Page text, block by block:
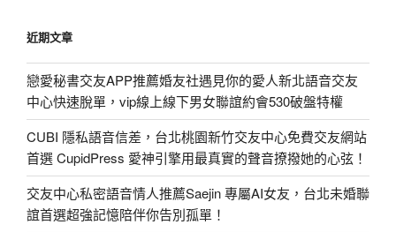
近期文章
戀愛秘書交友APP推薦婚友社遇見你的愛人新北語音交友
中心快速脫單，vip線上線下男女聯誼約會530破盤特權
CUBI 隱私語音信差，台北桃園新竹交友中心免費交友網站
首選 CupidPress 愛神引擎用最真實的聲音撩撥她的心弦！
交友中心私密語音情人推薦Saejin 專屬AI女友，台北未婚聯
誼首選超強記憶陪伴你告別孤單！